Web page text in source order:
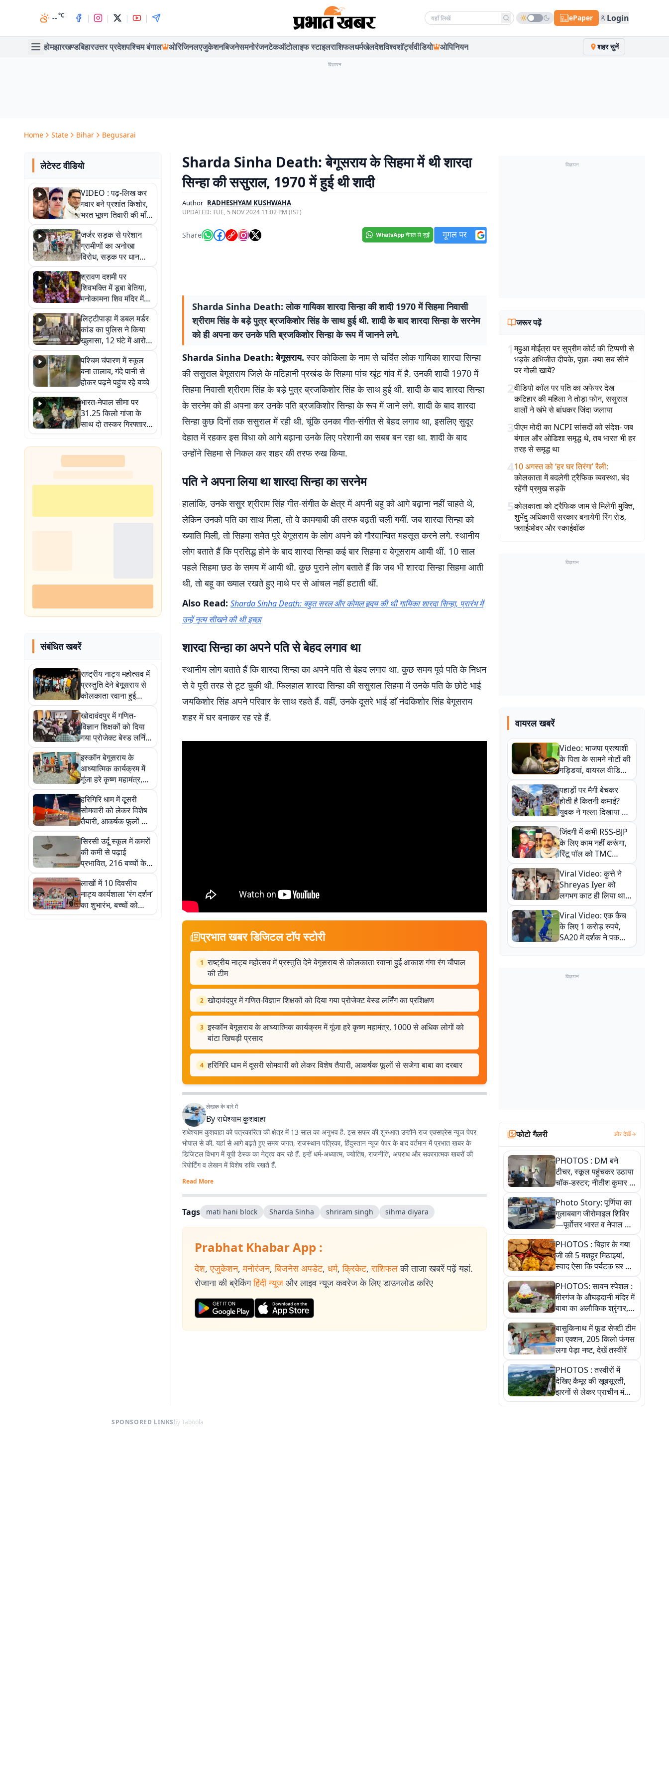
--°C | | | | Search news ePaper Login
होमझारखण्डबिहारउत्तर प्रदेशपश्चिम बंगाल ओरिजिनलएजुकेशनबिजनेसमनोरंजनटेकऑटोलाइफ स्टाइलराशिफलधर्मखेलदेशविश्वशॉर्ट्सवीडियो ओपिनियन शहर चुनें
विज्ञापन
Home State Bihar Begusarai
लेटेस्ट वीडियो
VIDEO : पढ़-लिख कर
गवार बने प्रशांत किशोर,
भरत भूषण तिवारी की माँ ने
कहा नहीं थी उम्मीद, बेटा
था तो किसी को बोलने की
नहीं थी हिम्मत
जर्जर सड़क से परेशान
ग्रामीणों का अनोखा
विरोध, सड़क पर धान
रोपकर और खाद डालकर
जताया आक्रोश
श्रावण दशमी पर
शिवभक्ति में डूबा बेतिया,
मनोकामना शिव मंदिर में
हुआ भव्य श्रृंगार
लिट्टीपाड़ा में डबल मर्डर
कांड का पुलिस ने किया
खुलासा, 12 घंटे में आरोपी
गिरफ्तार
पश्चिम चंपारण में स्कूल
बना तालाब, गंदे पानी से
होकर पढ़ने पहुंच रहे बच्चे
भारत-नेपाल सीमा पर
31.25 किलो गांजा के
साथ दो तस्कर गिरफ्तार,
नेपाली नंबर की बाइक
जब्त
संबंधित खबरें
राष्ट्रीय नाट्य महोत्सव में
प्रस्तुति देने बेगूसराय से
कोलकाता रवाना हुई
आकाश गंगा रंग चौपाल की
टीम
खोदावंदपुर में गणित-
विज्ञान शिक्षकों को दिया
गया प्रोजेक्ट बेस्ड लर्निंग
का प्रशिक्षण
इस्कॉन बेगूसराय के
आध्यात्मिक कार्यक्रम में
गूंजा हरे कृष्ण महामंत्र,
1000 से अधिक लोगों को
बांटा खिचड़ी प्रसाद
हरिगिरि धाम में दूसरी
सोमवारी को लेकर विशेष
तैयारी, आकर्षक फूलों से
सजेगा बाबा का दरबार
सिरसी उर्दू स्कूल में कमरों
की कमी से पढ़ाई
प्रभावित, 216 बच्चों के
लिए महज कुछ वर्ग कक्ष
लाखों में 10 दिवसीय
नाट्य कार्यशाला ‘रंग दर्शन’
का शुभारंभ, बच्चों को
मिलेगा अभिनय, गीत और
Sharda Sinha Death: बेगूसराय के सिहमा में थी शारदा
सिन्हा की ससुराल, 1970 में हुई थी शादी
Author RADHESHYAM KUSHWAHA
UPDATED:TUE, 5 NOV 2024 11:02 PM (IST)
Share
Sharda Sinha Death: लोक गायिका शारदा सिन्हा की शादी 1970 में सिहमा निवासी
श्रीराम सिंह के बड़े पुत्र ब्रजकिशोर सिंह के साथ हुई थी. शादी के बाद शारदा सिन्हा के सरनेम
को ही अपना कर उनके पति ब्रजकिशोर सिन्हा के रूप में जानने लगे.
Sharda Sinha Death: बेगूसराय.स्वर कोकिला के नाम से चर्चित लोक गायिका शारदा सिन्हा
की ससुराल बेगूसराय जिले के मटिहानी प्रखंड के सिहमा पांच खूंट गांव में है. उनकी शादी 1970 में
सिहमा निवासी श्रीराम सिंह के बड़े पुत्र ब्रजकिशोर सिंह के साथ हुई थी. शादी के बाद शारदा सिन्हा
के सरनेम को ही अपना कर उनके पति ब्रजकिशोर सिन्हा के रूप में जाने लगे. शादी के बाद शारदा
सिन्हा कुछ दिनों तक ससुराल में रही थी. चूंकि उनका गीत-संगीत से बेहद लगाव था, इसलिए सुदूर
देहात में रहकर इस विधा को आगे बढ़ाना उनके लिए परेशानी का सबब बन रहा था. शादी के बाद
उन्होंने सिहमा से निकल कर शहर की तरफ रुख किया.
पति ने अपना लिया था शारदा सिन्हा का सरनेम
हालांकि, उनके ससुर श्रीराम सिंह गीत-संगीत के क्षेत्र में अपनी बहू को आगे बढ़ाना नहीं चाहते थे,
लेकिन उनको पति का साथ मिला, तो वे कामयाबी की तरफ बढ़ती चली गयीं. जब शारदा सिन्हा को
ख्याति मिली, तो सिहमा समेत पूरे बेगूसराय के लोग अपने को गौरवान्वित महसूस करने लगे. स्थानीय
लोग बताते हैं कि प्रसिद्ध होने के बाद शारदा सिन्हा कई बार सिहमा व बेगूसराय आयी थीं. 10 साल
पहले सिहमा छठ के समय में आयी थी. कुछ पुराने लोग बताते हैं कि जब भी शारदा सिन्हा सिहमा आती
थी, तो बहू का ख्याल रखते हुए माथे पर से आंचल नहीं हटाती थीं.
Also Read: Sharda Sinha Death: बहुत सरल और कोमल हृदय की थी गायिका शारदा सिन्हा, प्रारंभ में
उन्हें नृत्य सीखने की थी इच्छा
शारदा सिन्हा का अपने पति से बेहद लगाव था
स्थानीय लोग बताते हैं कि शारदा सिन्हा का अपने पति से बेहद लगाव था. कुछ समय पूर्व पति के निधन
से वे पूरी तरह से टूट चुकी थी. फिलहाल शारदा सिन्हा की ससुराल सिहमा में उनके पति के छोटे भाई
जयकिशोर सिंह अपने परिवार के साथ रहते हैं. वहीं, उनके दूसरे भाई डाॅ नंदकिशोर सिंह बेगूसराय
शहर में घर बनाकर रह रहे हैं.
प्रभात खबर डिजिटल टॉप स्टोरी
1 राष्ट्रीय नाट्य महोत्सव में प्रस्तुति देने बेगूसराय से कोलकाता रवाना हुई आकाश गंगा रंग चौपाल
की टीम
2 खोदावंदपुर में गणित-विज्ञान शिक्षकों को दिया गया प्रोजेक्ट बेस्ड लर्निंग का प्रशिक्षण
3 इस्कॉन बेगूसराय के आध्यात्मिक कार्यक्रम में गूंजा हरे कृष्ण महामंत्र, 1000 से अधिक लोगों को
बांटा खिचड़ी प्रसाद
4 हरिगिरि धाम में दूसरी सोमवारी को लेकर विशेष तैयारी, आकर्षक फूलों से सजेगा बाबा का दरबार
लेखक के बारे में
Byराधेश्याम कुशवाहा
राधेश्याम कुशवाहा को पत्रकारिता की क्षेत्र में 13 साल का अनुभव है. इस सफर की शुरुआत उन्होंने राज एक्सप्रेस न्यूज पेपर
भोपाल से की. यहां से आगे बढ़ते हुए समय जगत, राजस्थान पत्रिका, हिंदुस्तान न्यूज पेपर के बाद वर्तमान में प्रभात खबर के
डिजिटल विभाग में यूपी डेस्क का नेतृत्व कर रहे हैं. इन्हें धर्म-अध्यात्म, ज्योतिष, राजनीति, अपराध और सकारात्मक खबरों की
रिपोर्टिंग व लेखन में विशेष रुचि रखते हैं.
Read More
Tags mati hani block Sharda Sinha shriram singh sihma diyara
Prabhat Khabar App :
देश, एजुकेशन, मनोरंजन, बिजनेस अपडेट, धर्म, क्रिकेट, राशिफल की ताजा खबरें पढ़ें यहां.
रोजाना की ब्रेकिंग हिंदी न्यूज और लाइव न्यूज कवरेज के लिए डाउनलोड करिए
विज्ञापन
जरूर पढ़ें
1महुआ मोईत्रा पर सुप्रीम कोर्ट की टिप्पणी से
भड़के अभिजीत दीपके, पूछा- क्या सब सीने
पर गोली खायें?
2वीडियो कॉल पर पति का अफेयर देख
कटिहार की महिला ने तोड़ा फोन, ससुराल
वालों ने खंभे से बांधकर जिंदा जलाया
3पीएम मोदी का NCPI सांसदों को संदेश- जब
बंगाल और ओडिशा समृद्ध थे, तब भारत भी हर
तरह से समृद्ध था
410 अगस्त को ‘हर घर तिरंगा’ रैली:
कोलकाता में बदलेगी ट्रैफिक व्यवस्था, बंद
रहेंगी प्रमुख सड़कें
5कोलकाता को ट्रैफिक जाम से मिलेगी मुक्ति,
शुभेंदु अधिकारी सरकार बनायेगी रिंग रोड,
फ्लाईओवर और स्काईवॉक
विज्ञापन
वायरल खबरें
Video: भाजपा प्रत्याशी
के पिता के सामने नोटों की
गड्डियां, वायरल वीडियो
से राजनीति में उबाल,
अजित महतो बोले- TMC
की गंदी चाल
पहाड़ों पर मैगी बेचकर
होती है कितनी कमाई?
युवक ने गल्ला दिखाया तो
नौकरी वालों के खड़े हो गए
कान
जिंदगी में कभी RSS-BJP
के लिए काम नहीं करूंगा,
रिंटू पॉल को TMC
ऑफिस में ले जाकर पीटा,
Video वायरल
Viral Video: कुत्ते ने
Shreyas Iyer को
लगभग काट ही लिया था,
न्यूजीलैंड सीरीज से पहले
बाल-बाल बचे
Viral Video: एक कैच
के लिए 1 करोड़ रुपये,
SA20 में दर्शक ने पकड़ा
एक हाथ से गजब का कैच
विज्ञापन
फोटो गैलरी और देखें
PHOTOS : DM बने
टीचर, स्कूल पहुंचकर उठाया
चॉक-डस्टर; नीतीश कुमार के
इस चहेते अधिकारी को
जानिए
Photo Story: पूर्णिया का
गुलाबबाग जीरोमाइल शिविर
—पूर्वोत्तर भारत व नेपाल के
कांवरियों का प्रमुख सेवा धाम
PHOTOS : बिहार के गया
जी की 5 मशहूर मिठाइयां,
स्वाद ऐसा कि पर्यटक घर ले
जाना नहीं भूलते, तस्वीरों में
देखें
PHOTOS: सावन स्पेशल :
मीरगंज के औघड़दानी मंदिर में
बाबा का अलौकिक श्रृंगार,
तस्वीरों में देखें महादेव के कई
मनमोहक स्वरूप
बासुकिनाथ में फूड सेफ्टी टीम
का एक्शन, 205 किलो फंगस
लगा पेड़ा नष्ट, देखें तस्वीरें
PHOTOS : तस्वीरों में
देखिए कैमूर की खूबसूरती,
झरनों से लेकर प्राचीन मंदिरों
तक प्रकृति और आस्था का
SPONSORED LINKSby Taboola